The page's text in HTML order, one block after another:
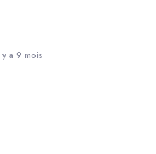
a 9 mois